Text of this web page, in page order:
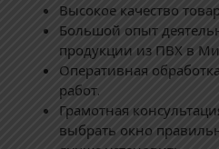
Высокое качество
Большой опыт
продукции из ПВХ в
Оперативная
работ.
Грамотная
выбрать окно